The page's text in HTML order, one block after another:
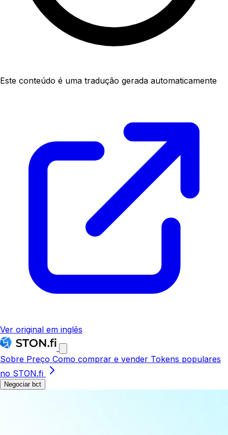
Este conteúdo é uma tradução gerada automaticamente
Ver original em inglês
Sobre Preço Como comprar e vender Tokens populares
no STON.fi
Negociar bct